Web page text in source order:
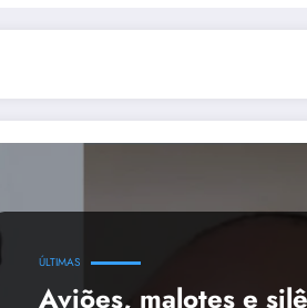
ÚLTIMAS
Aviões, malotes e